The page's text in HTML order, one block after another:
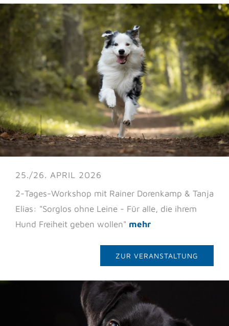
25./26. APRIL 2026
2-Tages-Workshop mit Rainer Dorenkamp & Tanja
Elias: "Sorglos ohne Leine - Für alle, die ihrem
Hund Freiheit geben wollen" mehr
ZUR VERANSTALTUNG